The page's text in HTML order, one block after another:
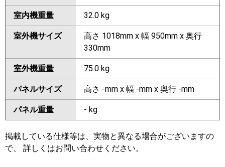
室内機重量 32.0 kg
室外機サイズ
高さ 1018mm x 幅 950mm x 奥行
330mm
室外機重量 75.0 kg
パネルサイズ 高さ -mm x 幅 -mm x 奥行 -mm
パネル重量 - kg
掲載している仕様等は、実物と異なる場合がございますの
で、 詳しくはお問い合わせください。